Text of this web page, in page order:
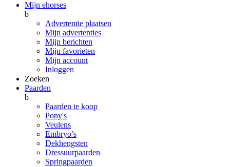
Mijn ehorses
b
Advertentie plaatsen
Mijn advertenties
Mijn berichten
Mijn favorieten
Mijn account
Inloggen
Zoeken
Paarden
b
Paarden te koop
Pony's
Veulens
Embryo’s
Dekhengsten
Dressuurpaarden
Springpaarden